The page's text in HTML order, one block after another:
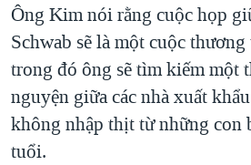
Ông Kim nói rằng cuộc họp
Schwab sẽ là một cuộc
trong đó ông sẽ tìm kiếm một
nguyện giữa các nhà xuất
không nhập thịt từ những con
tuổi.